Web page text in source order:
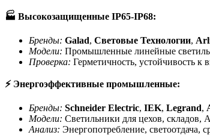
🏭 Высокозащищенные IP65-IP68:
Бренды: Galad, Световые Технологии,
Модели: Промышленные линейные
Проверка: Герметичность, устойчивость к
⚡Энергоэффективные промышленные:
Бренды: Schneider Electric, IEK, Legrand,
Модели: Светильники для цехов, складов,
Анализ: Энергопотребление, светоотдача,